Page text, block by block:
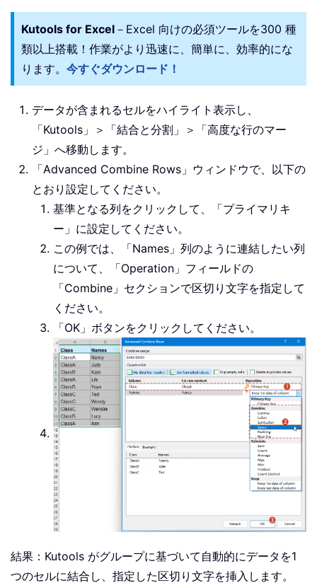
Kutools for Excel －Excel 向けの必須ツールを300 種
類以上搭載！作業がより迅速に、簡単に、効率的にな
ります。 今すぐダウンロード！
データが含まれるセルをハイライト表示し、
「Kutools 」＞「結合と分割」＞「高度な行のマー
ジ」へ移動します。
「Advanced Combine Rows 」ウィンドウで、以下の
とおり設定してください。
基準となる列をクリックして、「プライマリキ
ー」に設定してください。
この例では、「Names」列のように連結したい列
について、「Operation」フィールドの
「Combine」セクションで区切り文字を指定して
ください。
「OK」ボタンをクリックしてください。
結果：Kutools がグループに基づいて自動的にデータを1
つのセルに結合し、指定した区切り文字を挿入します。